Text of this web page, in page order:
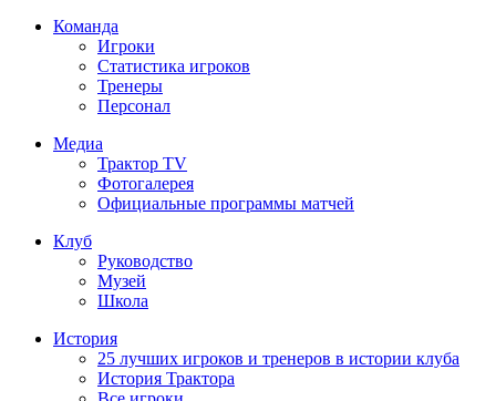
Команда
Игроки
Статистика игроков
Тренеры
Персонал
Медиа
Трактор TV
Фотогалерея
Официальные программы матчей
Клуб
Руководство
Музей
Школа
История
25 лучших игроков и тренеров в истории клуба
История Трактора